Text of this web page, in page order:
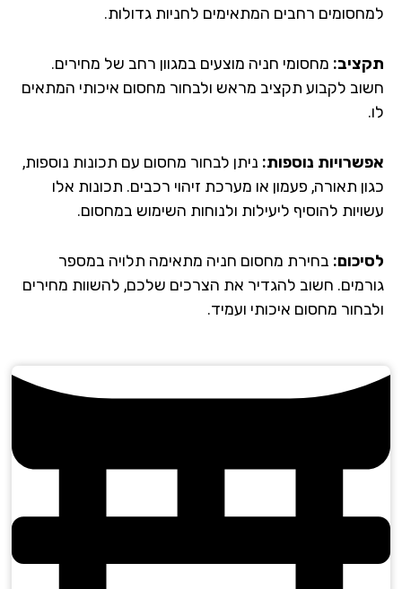
רחבים המתאימים לחניות גדולות.
מחסומי חניה מוצעים במגוון רחב של מחירים.
לקבוע תקציב מראש ולבחור מחסום איכותי המתאים
נוספות:ניתן לבחור מחסום עם תכונות נוספות,
תאורה, פעמון או מערכת זיהוי רכבים. תכונות אלו
להוסיף ליעילות ולנוחות השימוש במחסום.
בחירת מחסום חניה מתאימה תלויה במספר
חשוב להגדיר את הצרכים שלכם, להשוות מחירים
מחסום איכותי ועמיד.